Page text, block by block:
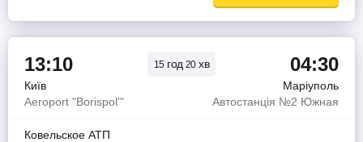
13:10 15 год 20 хв 04:30
Київ
Маріуполь
Aeroport "Borispol'"
Автостанція №2 Южная
Ковельское АТП